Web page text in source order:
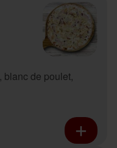
blanc de poulet,